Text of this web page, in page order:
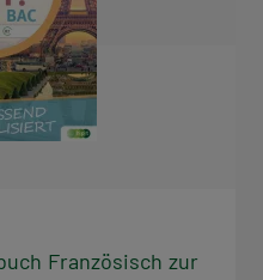
Französisch zur